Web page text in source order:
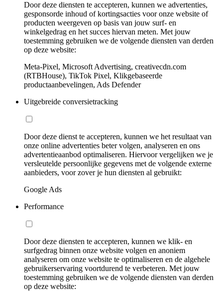
Door deze diensten te accepteren, kunnen we advertenties,
gesponsorde inhoud of kortingsacties voor onze website of
producten weergeven op basis van jouw surf- en
winkelgedrag en het succes hiervan meten. Met jouw
toestemming gebruiken we de volgende diensten van derden
op deze website:
Meta-Pixel, Microsoft Advertising, creativecdn.com
(RTBHouse), TikTok Pixel, Klikgebaseerde
productaanbevelingen, Ads Defender
Uitgebreide conversietracking
Door deze dienst te accepteren, kunnen we het resultaat van
onze online advertenties beter volgen, analyseren en ons
advertentieaanbod optimaliseren. Hiervoor vergelijken we je
versleutelde persoonlijke gegevens met de volgende externe
aanbieders, voor zover je hun diensten al gebruikt:
Google Ads
Performance
Door deze diensten te accepteren, kunnen we klik- en
surfgedrag binnen onze website volgen en anoniem
analyseren om onze website te optimaliseren en de algehele
gebruikerservaring voortdurend te verbeteren. Met jouw
toestemming gebruiken we de volgende diensten van derden
op deze website: